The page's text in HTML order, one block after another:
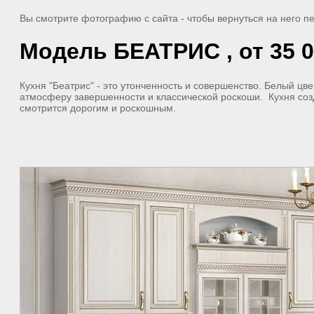
Вы смотрите фотографию с сайта - чтобы вернуться на него
Модель БЕАТРИС , от 35
Кухня "Беатрис" - это утонченность и совершенство. Белый
атмосферу завершенности и классической роскоши. Кухня
смотрится дорогим и роскошным.